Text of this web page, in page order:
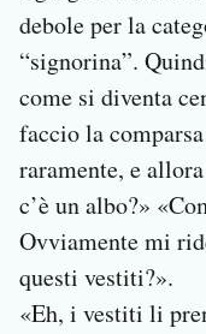
debole per la
“signorina”.
come si diventa
faccio la
raramente, e
c’è un albo?»
Ovviamente mi
questi vestiti?».
«Eh, i vestiti li